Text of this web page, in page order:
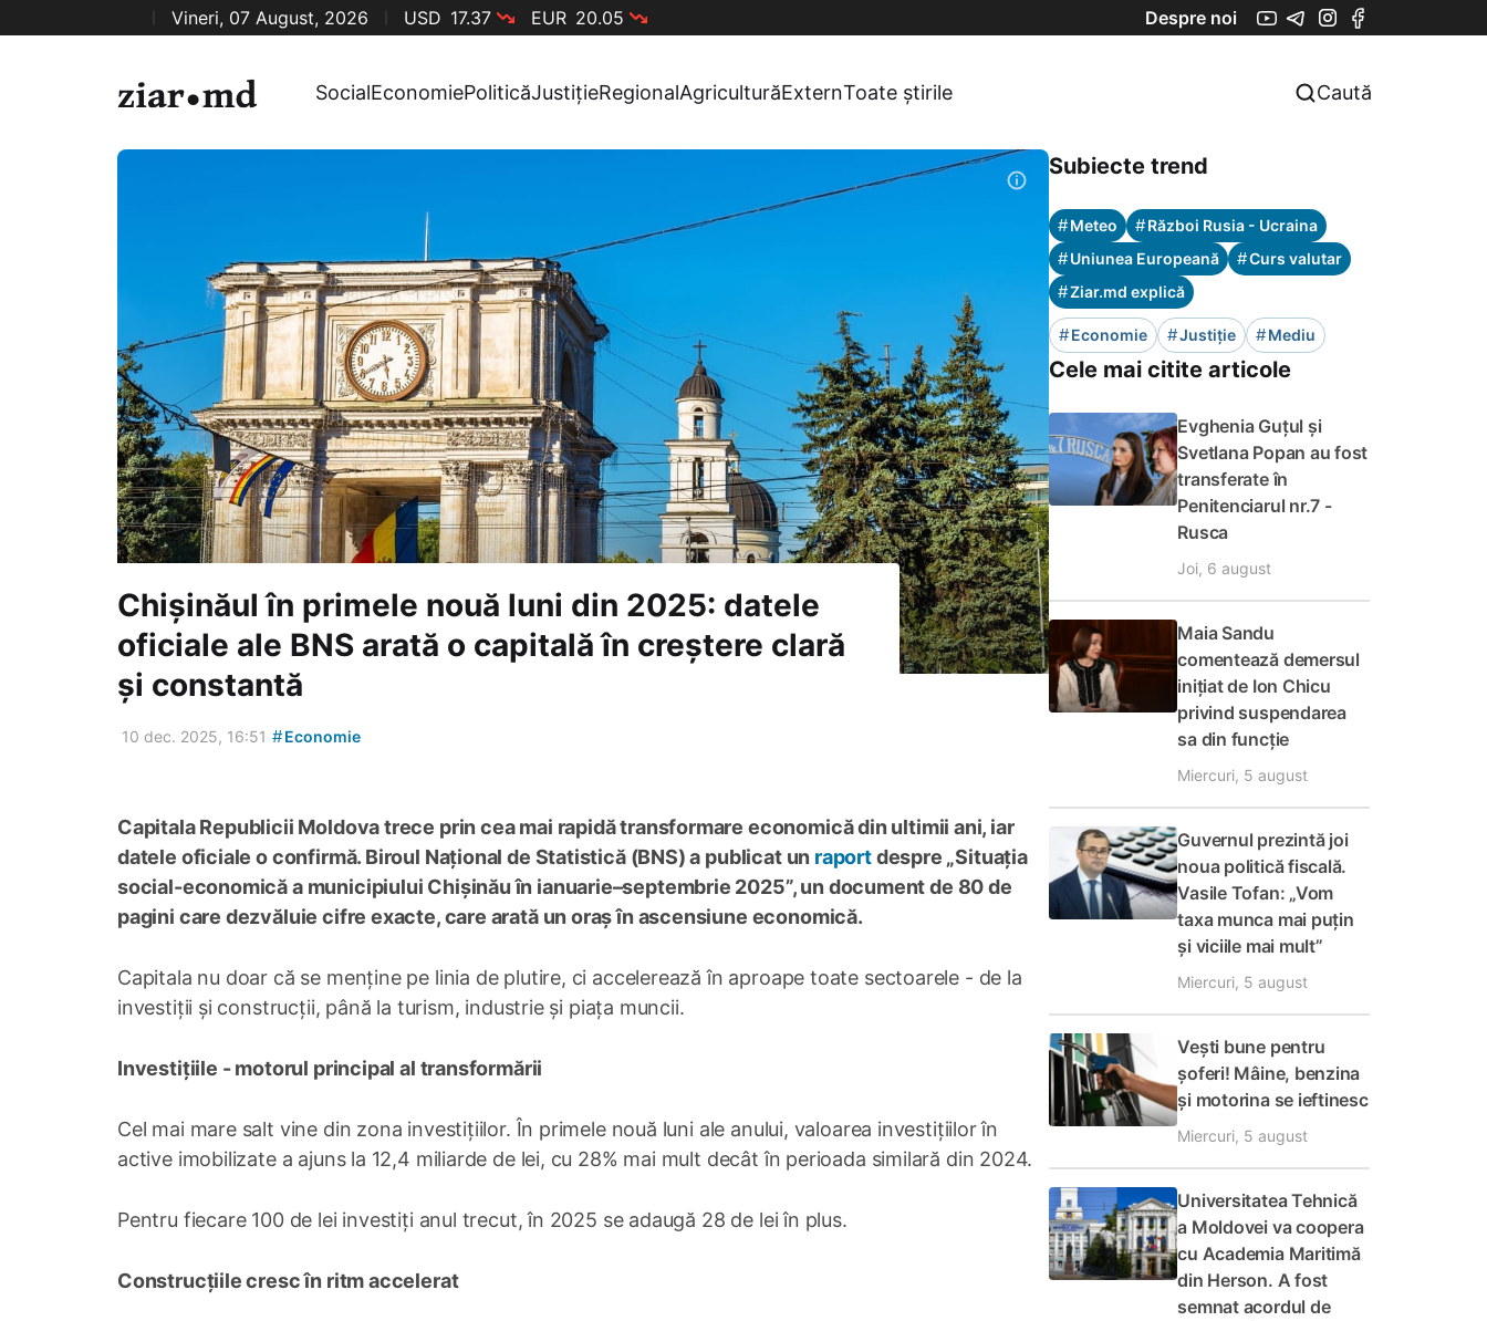
Vineri, 07 August, 2026 USD 17.37 EUR 20.05 Despre noi
SocialEconomiePoliticăJustițieRegionalAgriculturăExternToate știrile Caută
Chișinăul în primele nouă luni din 2025: datele
oficiale ale BNS arată o capitală în creștere clară
și constantă
10 dec. 2025, 16:51 #Economie
Capitala Republicii Moldova trece prin cea mai rapidă transformare economică din ultimii ani, iar
datele oficiale o confirmă. Biroul Național de Statistică (BNS) a publicat un raportdespre „Situația
social-economică a municipiului Chișinău în ianuarie–septembrie 2025”, un document de 80 de
pagini care dezvăluie cifre exacte, care arată un oraș în ascensiune economică.
Capitala nu doar că se menține pe linia de plutire, ci accelerează în aproape toate sectoarele - de la
investiții și construcții, până la turism, industrie și piața muncii.
Investițiile - motorul principal al transformării
Cel mai mare salt vine din zona investițiilor. În primele nouă luni ale anului, valoarea investițiilor în
active imobilizate a ajuns la 12,4 miliarde de lei, cu 28% mai mult decât în perioada similară din 2024.
Pentru fiecare 100 de lei investiți anul trecut, în 2025 se adaugă 28 de lei în plus.
Construcțiile cresc în ritm accelerat
Subiecte trend
#Meteo #Război Rusia - Ucraina
#Uniunea Europeană #Curs valutar
#Ziar.md explică
#Economie #Justiție #Mediu
Cele mai citite articole
Evghenia Guțul și
Svetlana Popan au fost
transferate în
Penitenciarul nr.7 -
Rusca
Joi, 6 august
Maia Sandu
comentează demersul
inițiat de Ion Chicu
privind suspendarea
sa din funcție
Miercuri, 5 august
Guvernul prezintă joi
noua politică fiscală.
Vasile Tofan: „Vom
taxa munca mai puțin
și viciile mai mult”
Miercuri, 5 august
Vești bune pentru
șoferi! Mâine, benzina
și motorina se ieftinesc
Miercuri, 5 august
Universitatea Tehnică
a Moldovei va coopera
cu Academia Maritimă
din Herson. A fost
semnat acordul de